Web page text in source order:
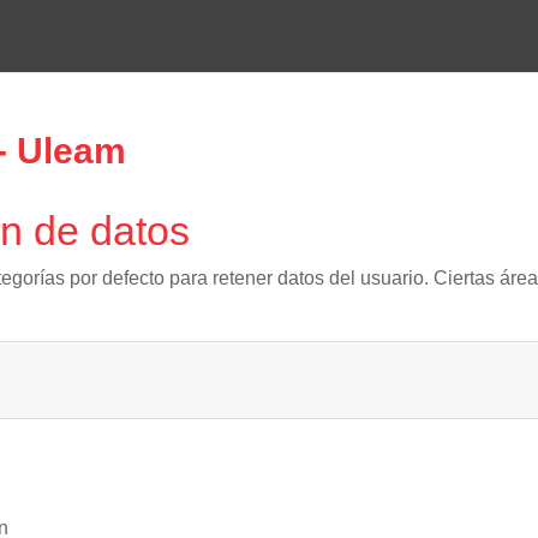
Uleam
de datos
por defecto para retener datos del usuario. Ciertas